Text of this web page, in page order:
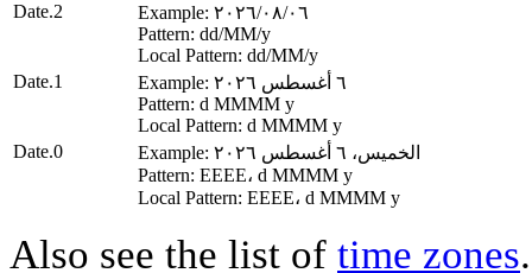
Date.2
Example: ٠٦‏/٠٨‏/٢٠٢٦
Pattern: dd‏/MM‏/y
Local Pattern: dd‏/MM‏/y
Date.1
Example: ٦ أغسطس ٢٠٢٦
Pattern: d MMMM y
Local Pattern: d MMMM y
Date.0
Example: الخميس، ٦ أغسطس ٢٠٢٦
Pattern: EEEE، d MMMM y
Local Pattern: EEEE، d MMMM y
Also see the list of time zones.